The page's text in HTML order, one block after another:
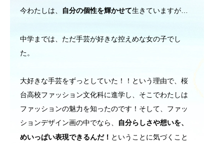
今わたしは、 自分の個性を輝かせて生きていますが…
中学までは、ただ手芸が好きな控えめな女の子でし
た。
大好きな手芸をずっとしていた！！という理由で、桜
台高校ファッション文化科に進学し、そこでわたしは
ファッションの魅力を知ったのです！そして、ファッ
ションデザイン画の中でなら、
自分らしさや想いを、
めいっぱい表現できるんだ！ ということに気づくこと